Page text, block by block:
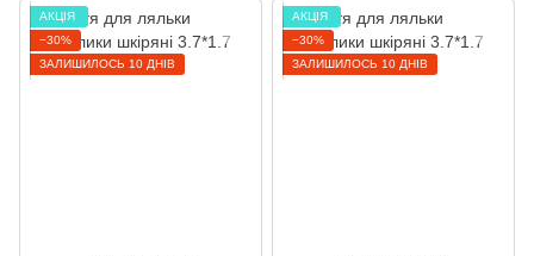
ㅤАКЦІЯ ㅤ
−30%
ЗАЛИШИЛОСЬ 10 ДНІВ
ㅤАКЦІЯ ㅤ
−30%
ЗАЛИШИЛОСЬ 10 ДНІВ